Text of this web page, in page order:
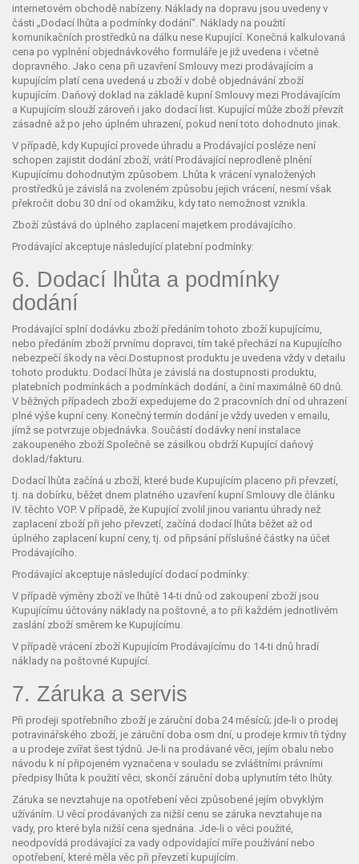
internetovém obchodě nabízeny. Náklady na dopravu jsou uvedeny v
části „Dodací lhůta a podmínky dodání“. Náklady na použití
komunikačních prostředků na dálku nese Kupující. Konečná kalkulovaná
cena po vyplnění objednávkového formuláře je již uvedena i včetně
dopravného. Jako cena při uzavření Smlouvy mezi prodávajícím a
kupujícím platí cena uvedená u zboží v době objednávání zboží
kupujícím. Daňový doklad na základě kupní Smlouvy mezi Prodávajícím
a Kupujícím slouží zároveň i jako dodací list. Kupující může zboží převzít
zásadně až po jeho úplném uhrazení, pokud není toto dohodnuto jinak.
V případě, kdy Kupující provede úhradu a Prodávající posléze není
schopen zajistit dodání zboží, vrátí Prodávající neprodleně plnění
Kupujícímu dohodnutým způsobem. Lhůta k vrácení vynaložených
prostředků je závislá na zvoleném způsobu jejich vrácení, nesmí však
překročit dobu 30 dní od okamžiku, kdy tato nemožnost vznikla.
Zboží zůstává do úplného zaplacení majetkem prodávajícího.
Prodávající akceptuje následující platební podmínky:
6. Dodací lhůta a podmínky
dodání
Prodávající splní dodávku zboží předáním tohoto zboží kupujícímu,
nebo předáním zboží prvnímu dopravci, tím také přechází na Kupujícího
nebezpečí škody na věci.Dostupnost produktu je uvedena vždy v detailu
tohoto produktu. Dodací lhůta je závislá na dostupnosti produktu,
platebních podmínkách a podmínkách dodání, a činí maximálně 60 dnů.
V běžných případech zboží expedujeme do 2 pracovních dní od uhrazení
plné výše kupní ceny. Konečný termín dodání je vždy uveden v emailu,
jímž se potvrzuje objednávka. Součástí dodávky není instalace
zakoupeného zboží.Společně se zásilkou obdrží Kupující daňový
doklad/fakturu.
Dodací lhůta začíná u zboží, které bude Kupujícím placeno při převzetí,
tj. na dobírku, běžet dnem platného uzavření kupní Smlouvy dle článku
IV. těchto VOP. V případě, že Kupující zvolil jinou variantu úhrady než
zaplacení zboží při jeho převzetí, začíná dodací lhůta běžet až od
úplného zaplacení kupní ceny, tj. od připsání příslušné částky na účet
Prodávajícího.
Prodávající akceptuje následující dodací podmínky:
V případě výměny zboží ve lhůtě 14-ti dnů od zakoupení zboží jsou
Kupujícímu účtovány náklady na poštovné, a to při každém jednotlivém
zaslání zboží směrem ke Kupujícímu.
V případě vrácení zboží Kupujícím Prodávajícímu do 14-ti dnů hradí
náklady na poštovné Kupující.
7. Záruka a servis
Při prodeji spotřebního zboží je záruční doba 24 měsíců; jde-li o prodej
potravinářského zboží, je záruční doba osm dní, u prodeje krmiv tři týdny
a u prodeje zvířat šest týdnů. Je-li na prodávané věci, jejím obalu nebo
návodu k ní připojeném vyznačena v souladu se zvláštními právními
předpisy lhůta k použití věci, skončí záruční doba uplynutím této lhůty.
Záruka se nevztahuje na opotřebení věci způsobené jejím obvyklým
užíváním. U věcí prodávaných za nižší cenu se záruka nevztahuje na
vady, pro které byla nižší cena sjednána. Jde-li o věci použité,
neodpovídá prodávající za vady odpovídající míře používání nebo
opotřebení, které měla věc při převzetí kupujícím.